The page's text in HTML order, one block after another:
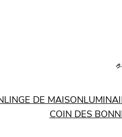
LINGE DE MAISON
COIN DES